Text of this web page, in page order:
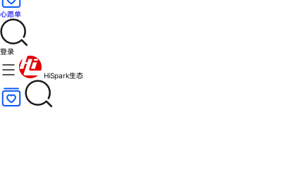
心愿单
登录
HiSpark生态